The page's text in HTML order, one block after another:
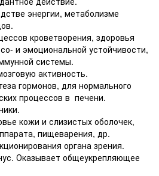
энергии, метаболизме
кроветворения, здоровья
и эмоциональной устойчивости,
системы.
активность.
гормонов, для нормального
процессов в печени.
кожи и слизистых оболочек,
пищеварения, др.
органа зрения.
Оказывает общеукрепляющее